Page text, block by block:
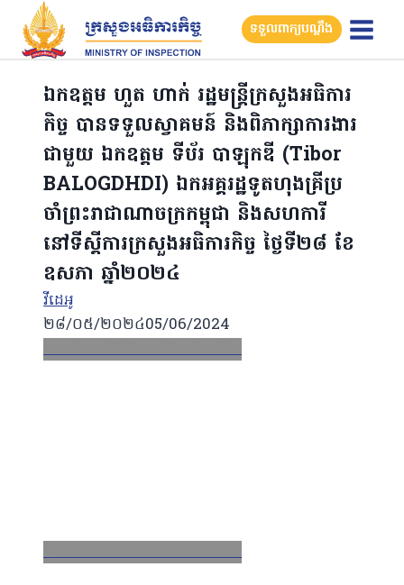
Skip
content
ទទួលពាក្យបណ្តឹង
ឯកឧត្តម ហួត ហាក់ រដ្ឋមន្រ្តីក្រសួងអធិការ
កិច្ច បានទទួលស្វាគមន៍ និងពិភាក្សាការងារ
ជាមួយ ឯកឧត្តម ទីប័រ បាឡុកឌី (Tibor
BALOGDHDI) ឯកអគ្គរដ្ឋទូតហុងគ្រីប្រ
ចាំព្រះរាជាណាចក្រកម្ពុជា និងសហការី
នៅទីស្តីការក្រសួងអធិការកិច្ច ថ្ងៃទី២៨ ខែ
ឧសភា ឆ្នាំ២០២៤
វីដេអូ
២៨/០៥/២០២៤05/06/2024
FacebookXEmailLinkedIn
FacebookXEmailLinkedIn